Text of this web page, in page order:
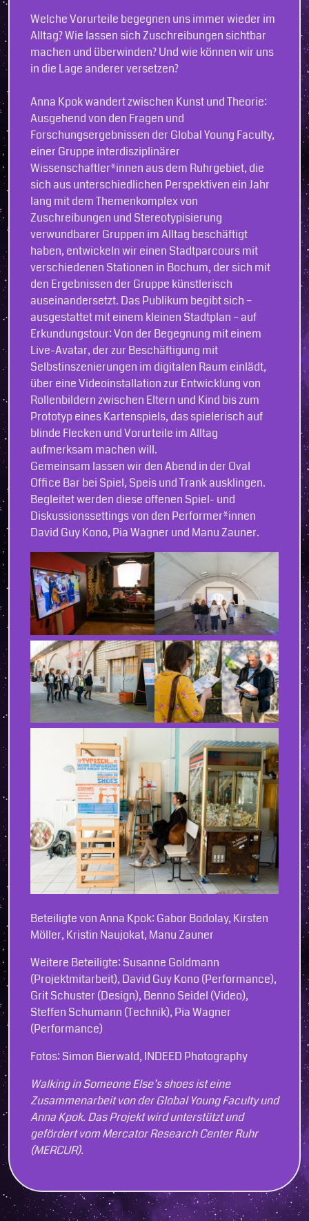
Welche Vorurteile begegnen uns immer wieder im
Alltag? Wie lassen sich Zuschreibungen sichtbar
machen und überwinden? Und wie können wir uns
in die Lage anderer versetzen?
Anna Kpok wandert zwischen Kunst und Theorie:
Ausgehend von den Fragen und
Forschungsergebnissen der Global Young Faculty,
einer Gruppe interdisziplinärer
Wissenschaftler*innen aus dem Ruhrgebiet, die
sich aus unterschiedlichen Perspektiven ein Jahr
lang mit dem Themenkomplex von
Zuschreibungen und Stereotypisierung
verwundbarer Gruppen im Alltag beschäftigt
haben, entwickeln wir einen Stadtparcours mit
verschiedenen Stationen in Bochum, der sich mit
den Ergebnissen der Gruppe künstlerisch
auseinandersetzt. Das Publikum begibt sich –
ausgestattet mit einem kleinen Stadtplan – auf
Erkundungstour: Von der Begegnung mit einem
Live-Avatar, der zur Beschäftigung mit
Selbstinszenierungen im digitalen Raum einlädt,
über eine Videoinstallation zur Entwicklung von
Rollenbildern zwischen Eltern und Kind bis zum
Prototyp eines Kartenspiels, das spielerisch auf
blinde Flecken und Vorurteile im Alltag
aufmerksam machen will.
Gemeinsam lassen wir den Abend in der Oval
Office Bar bei Spiel, Speis und Trank ausklingen.
Begleitet werden diese offenen Spiel- und
Diskussionssettings von den Performer*innen
David Guy Kono, Pia Wagner und Manu Zauner.
Beteiligte von Anna Kpok: Gabor Bodolay, Kirsten
Möller, Kristin Naujokat, Manu Zauner
Weitere Beteiligte: Susanne Goldmann
(Projektmitarbeit), David Guy Kono (Performance),
Grit Schuster (Design), Benno Seidel (Video),
Steffen Schumann (Technik), Pia Wagner
(Performance)
Fotos: Simon Bierwald, INDEED Photography
Walking in Someone Else’s shoes ist eine
Zusammenarbeit von der Global Young Faculty und
Anna Kpok. Das Projekt wird unterstützt und
gefördert vom Mercator Research Center Ruhr
(MERCUR).